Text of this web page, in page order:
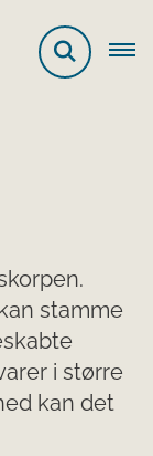
stamme
i større
kan det